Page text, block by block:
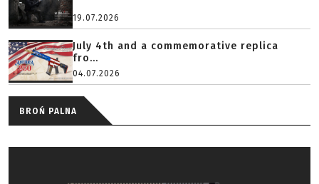
19.07.2026
July 4th and a commemorative replica
fro...
04.07.2026
BROŃ PALNA